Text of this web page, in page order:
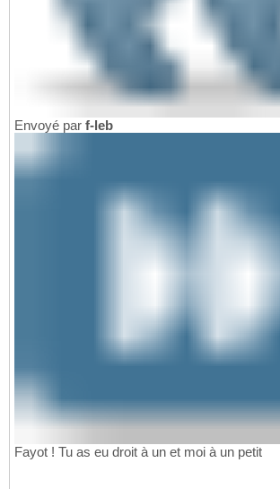
Envoyé par f-leb
Fayot ! Tu as eu droit à un et moi à un petit